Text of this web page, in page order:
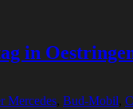
in
Mercedes, Bud-Mobil,